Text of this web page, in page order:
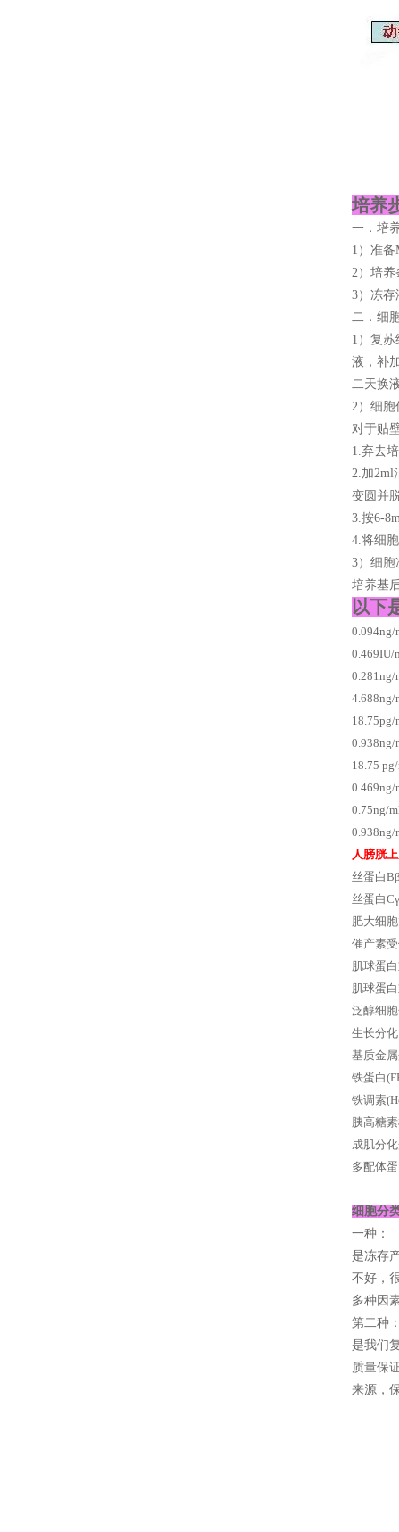
培养
一．培
1）准备
2）培养
3）冻存
二．细
1）复
液，补
二天换
2）细胞
对于贴
1.弃去
2.加2ml
变圆并
3.按6-
4.将细
3）细胞
培养基
以下
0.094ng/
0.469IU/
4.688ng/
18.75
0.469ng/
0.75ng/
人膀胱
丝蛋白
丝蛋白
肥大细
催产素
肌球蛋
肌球蛋
泛醇细
生长分
基质金
铁蛋白
铁调素
胰高糖
成肌分
多配体
细胞分
一种：
是冻存
不好，
多种因
第二种
是我们
质量保
来源，